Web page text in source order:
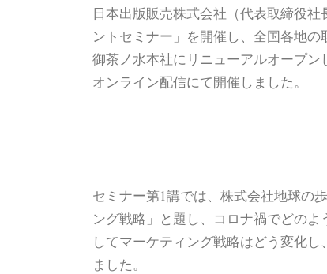
日本出版販売株式会社（代表取締役
ントセミナー」を開催し、全国各地
御茶ノ水本社にリニューアルオープ
オンライン配信にて開催しました。
セミナー第1講では、株式会社地球の
ング戦略」と題し、コロナ禍でどの
してマーケティング戦略はどう変化
ました。